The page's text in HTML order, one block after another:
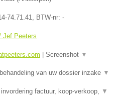
74.71.41, BTW-nr: -
Jef Peeters
Screenshot ▼
van uw dossier inzake ▼
factuur, koop-verkoop, ▼